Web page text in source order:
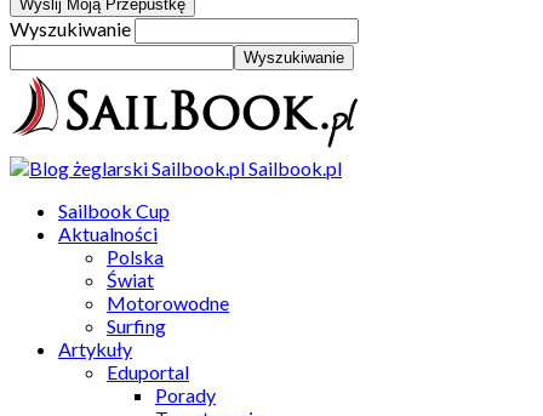
Wyszukiwanie
Sailbook.pl
Sailbook Cup
Aktualności
Polska
Świat
Motorowodne
Surfing
Artykuły
Eduportal
Porady